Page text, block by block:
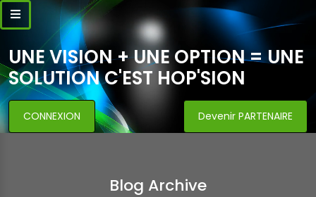
UNE VISION + UNE OPTION = UNE
SOLUTION C'EST HOP'SION
CONNEXION Devenir PARTENAIRE
Blog Archive